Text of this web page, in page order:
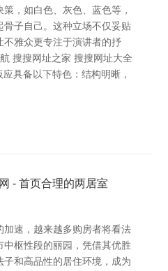
，如白色、灰色、蓝色等，
子自己。这种立场不仅妥贴
雅众更专注于演讲者的抒
搜搜网址之家 搜搜网址大全
具备以下特色：结构明晰，
- 首页合理的两居室
速，越来越多购房者将看法
枢性段的丽园，凭借其优胜
和高品性的居住环境，成为